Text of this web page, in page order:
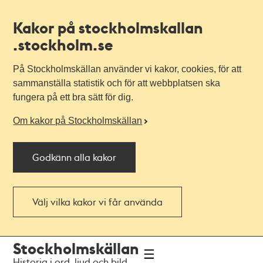
Kakor på stockholmskallan
.stockholm.se
På Stockholmskällan använder vi kakor, cookies, för att
sammanställa statistik och för att webbplatsen ska
fungera på ett bra sätt för dig.
Om kakor på Stockholmskällan
Godkänn alla kakor
Välj vilka kakor vi får använda
navigationen
huvudinnehållet
Stockholmskällan